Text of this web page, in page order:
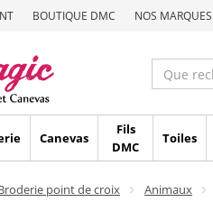
BOUTIQUE DMC NOS MARQUES
Canevas
Fils
DMC
Toiles
point de croix Animaux